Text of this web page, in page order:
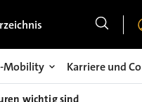
Mobility Karriere und Co
wichtig sind